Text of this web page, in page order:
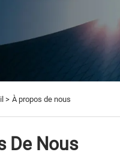
> À propos de nous
De Nous